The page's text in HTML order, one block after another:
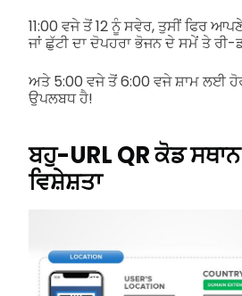
11:00 ਵਜੇ ਤੋਂ 12 ਨੂੰ ਸਵੇਰ, ਤੁਸੀਂ ਫਿਰ
ਜਾਂ ਛੁੱਟੀ ਦਾ ਦੋਪਹਰਾ ਭੋਜਨ ਦੇ ਸਮੇਂ ਤੇ
ਅਤੇ 5:00 ਵਜੇ ਤੋਂ 6:00 ਵਜੇ ਸ਼ਾਮ ਲਈ
ਉਪਲਬਧ ਹੈ!
ਬਹੁ-URL QR ਕੋਡ
ਵਿਸ਼ੇਸ਼ਤਾ